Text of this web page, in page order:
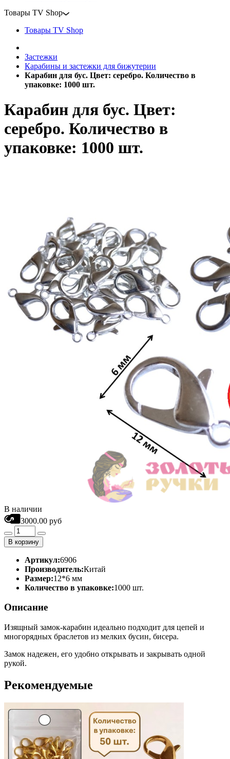
Товары TV Shop
Товары TV Shop
Застежки
Карабины и застежки для бижутерии
Карабин для бус. Цвет: серебро. Количество в
упаковке: 1000 шт.
Карабин для бус. Цвет:
серебро. Количество в
упаковке: 1000 шт.
В наличии
3000.00 руб
В корзину
Артикул:6906
Производитель:Китай
Размер:12*6 мм
Количество в упаковке:1000 шт.
Описание
Изящный замок-карабин идеально подходит для цепей и
многорядных браслетов из мелких бусин, бисера.
Замок надежен, его удобно открывать и закрывать одной
рукой.
Рекомендуемые